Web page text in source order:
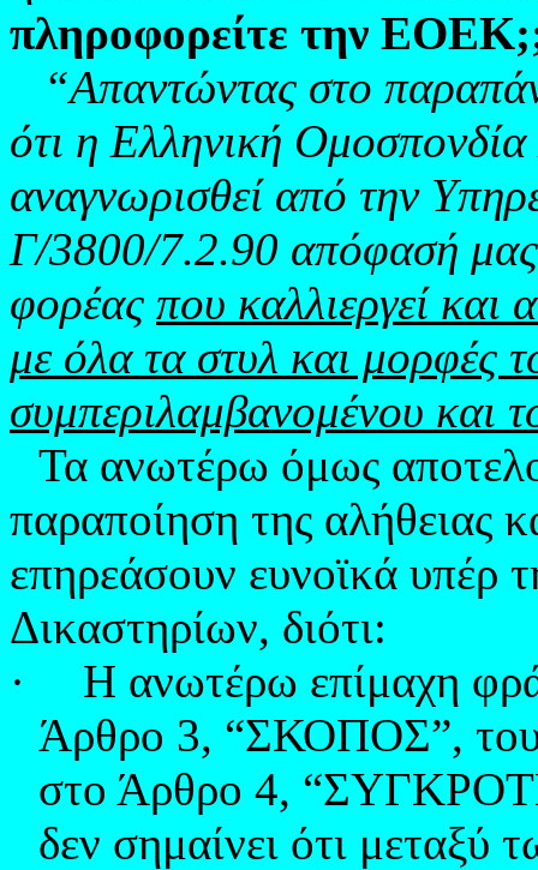
πληροφορείτε την
“Απαντώντας στο
ότι η Ελληνική Ομοσπονδία
αναγνωρισθεί από την
Γ/3800/7.2.90 απόφασή μας
φορέας που καλλιεργεί και
με όλα τα στυλ και μορφές
συμπεριλαμβανομένου και
Τα ανωτέρω όμως
παραποίηση της αλήθειας
επηρεάσουν ευνοϊκά
Δικαστηρίων, διότι:
·
Η ανωτέρω επίμαχη
Άρθρο 3, “ΣΚΟΠΟΣ”,
στο Άρθρο 4,
δεν σημαίνει ότι